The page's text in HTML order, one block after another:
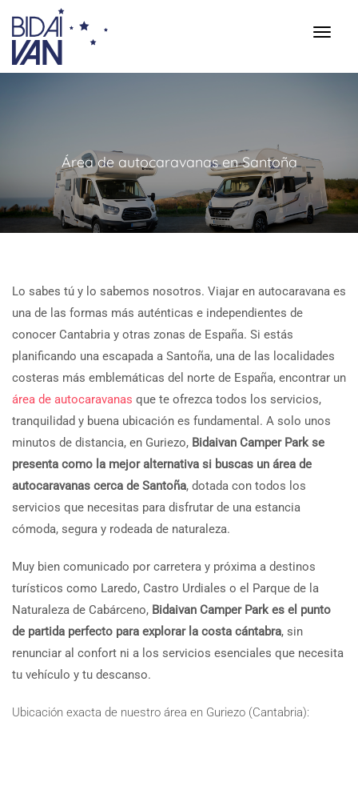
Área de autocaravanas en Santoña
Lo sabes tú y lo sabemos nosotros. Viajar en autocaravana es
una de las formas más auténticas e independientes de
conocer Cantabria y otras zonas de España. Si estás
planificando una escapada a Santoña, una de las localidades
costeras más emblemáticas del norte de España, encontrar un
área de autocaravanas que te ofrezca todos los servicios,
tranquilidad y buena ubicación es fundamental. A solo unos
minutos de distancia, en Guriezo, Bidaivan Camper Park se
presenta como la mejor alternativa si buscas un área de
autocaravanas cerca de Santoña, dotada con todos los
servicios que necesitas para disfrutar de una estancia
cómoda, segura y rodeada de naturaleza.
Muy bien comunicado por carretera y próxima a destinos
turísticos como Laredo, Castro Urdiales o el Parque de la
Naturaleza de Cabárceno, Bidaivan Camper Park es el punto
de partida perfecto para explorar la costa cántabra, sin
renunciar al confort ni a los servicios esenciales que necesita
tu vehículo y tu descanso.
Ubicación exacta de nuestro área en Guriezo (Cantabria):